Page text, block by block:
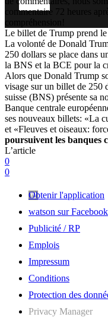
commentaire 72 heures
compréhension!
Le billet de Trump prend
La volonté de Donald
250 dollars se place dans
la BNS et la BCE pour la
Alors que Donald Trump
visage sur un billet de 250
suisse (BNS) présente sa
Banque centrale
ses nouveaux billets: «La
et «Fleuves et oiseaux:
poursuivent les banques
L’article
0
0
Obtenir l'application
watson sur Facebook
Publicité / RP
Emplois
Impressum
Conditions
Protection des
Privacy Manager